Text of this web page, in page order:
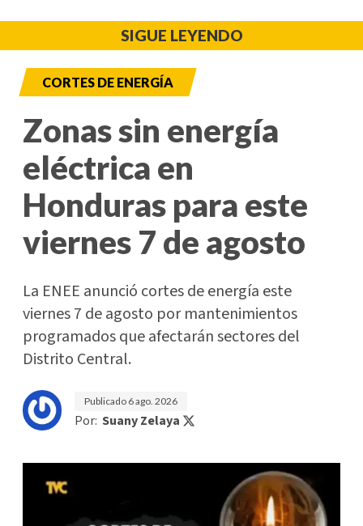
SIGUE LEYENDO
CORTES DE ENERGÍA
Zonas sin energía
eléctrica en
Honduras para este
viernes 7 de agosto
La ENEE anunció cortes de energía este
viernes 7 de agosto por mantenimientos
programados que afectarán sectores del
Distrito Central.
Publicado 6 ago. 2026
Por: Suany Zelaya